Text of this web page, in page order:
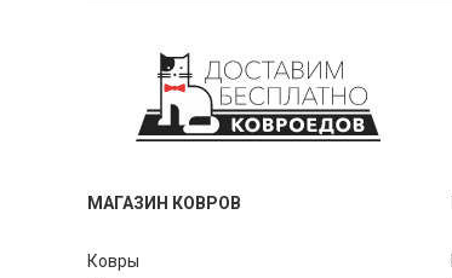
МАГАЗИН КОВРОВ
Ковры